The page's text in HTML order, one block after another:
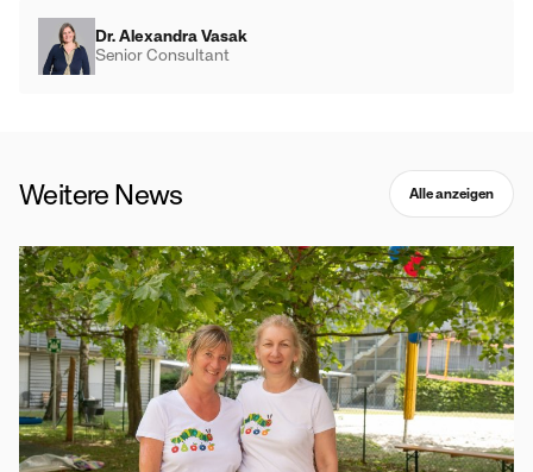
Dr. Alexandra Vasak
Senior Consultant
Weitere News Alle anzeigen